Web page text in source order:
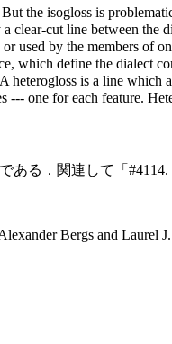
the isogloss is
clear-cut line between the
used by the members of
which define the dialect
is a line which
one for each feature.
ある．関連して「
Bergs and Laurel